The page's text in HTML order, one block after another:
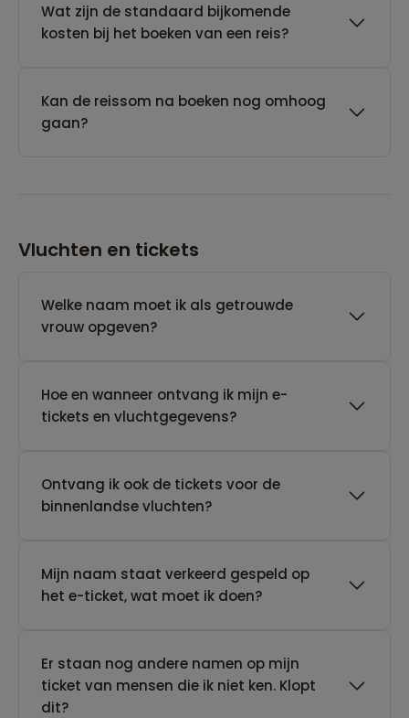
Wat zijn de standaard bijkomende
kosten bij het boeken van een reis?
Kan de reissom na boeken nog omhoog
gaan?
Vluchten en tickets
Welke naam moet ik als getrouwde
vrouw opgeven?
Hoe en wanneer ontvang ik mijn e-
tickets en vluchtgegevens?
Ontvang ik ook de tickets voor de
binnenlandse vluchten?
Mijn naam staat verkeerd gespeld op
het e-ticket, wat moet ik doen?
Er staan nog andere namen op mijn
ticket van mensen die ik niet ken. Klopt
dit?